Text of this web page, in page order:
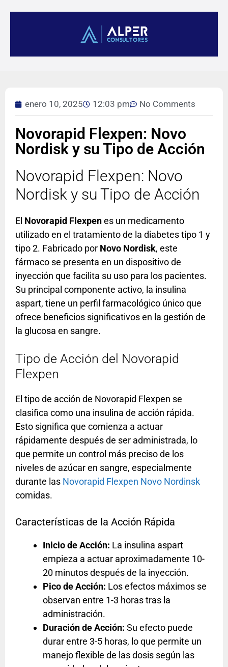
enero 10, 2025 12:03 pm No Comments
Novorapid Flexpen: Novo
Nordisk y su Tipo de Acción
Novorapid Flexpen: Novo
Nordisk y su Tipo de Acción
El Novorapid Flexpenes un medicamento
utilizado en el tratamiento de la diabetes tipo 1 y
tipo 2. Fabricado por Novo Nordisk, este
fármaco se presenta en un dispositivo de
inyección que facilita su uso para los pacientes.
Su principal componente activo, la insulina
aspart, tiene un perfil farmacológico único que
ofrece beneficios significativos en la gestión de
la glucosa en sangre.
Tipo de Acción del Novorapid
Flexpen
El tipo de acción de Novorapid Flexpen se
clasifica como una insulina de acción rápida.
Esto significa que comienza a actuar
rápidamente después de ser administrada, lo
que permite un control más preciso de los
niveles de azúcar en sangre, especialmente
durante las Novorapid Flexpen Novo Nordinsk
comidas.
Características de la Acción Rápida
Inicio de Acción: La insulina aspart
empieza a actuar aproximadamente 10-
20 minutos después de la inyección.
Pico de Acción: Los efectos máximos se
observan entre 1-3 horas tras la
administración.
Duración de Acción: Su efecto puede
durar entre 3-5 horas, lo que permite un
manejo flexible de las dosis según las